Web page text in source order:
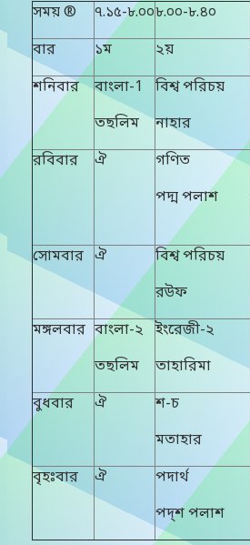
সময় ® ৭.১৫-৮.০০৮.০০-৮.৪০
বার
১ম ২য়
শনিবার
বাংলা-1
তছলিম
বিশ্ব পরিচয়
নাহার
রবিবার
ঐ
গণিত
পদ্ম পলাশ
সোমবার ঐ
বিশ্ব পরিচয়
রউফ
মঙ্গলবার বাংলা-২
তছলিম
ইংরেজী-২
তাহারিমা
বুধবার
ঐ
শ-চ
মতাহার
বৃহঃবার
ঐ
পদার্থ
পদ্শ পলাশ